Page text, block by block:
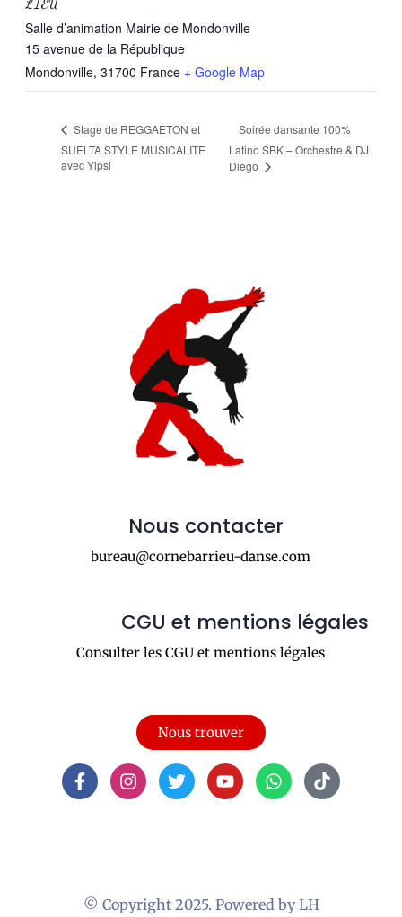
LIEU
Salle d’animation Mairie de Mondonville
15 avenue de la République
Mondonville, 31700 France + Google Map
Stage de REGGAETON et
SUELTA STYLE MUSICALITE
avec Yipsi
Soirée dansante 100%
Latino SBK – Orchestre & DJ
Diego
Nous contacter
bureau@cornebarrieu-danse.com
CGU et mentions légales
Consulter les CGU et mentions légales
Nous trouver
© Copyright 2025. Powered by LH